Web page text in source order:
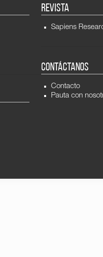
REVISTA
Sapiens
CONTÁCTANOS
Contacto
Pauta con